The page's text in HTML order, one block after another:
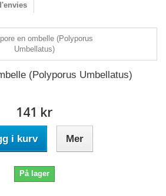
(Polyporus Umbellatus)
141 kr
i kurv Mer
På lager